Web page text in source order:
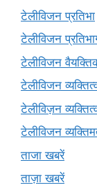
टेलीविजन प्रतिभा
टेलीविजन
टेलीविजन
टेलीविजन
टेलीविज़न
टेलीविजन
ताजा खबरें
ताज़ा खबरें